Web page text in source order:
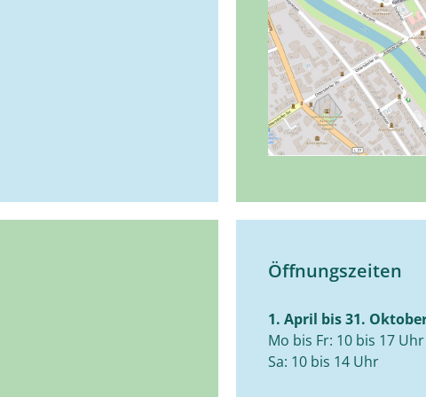
Öffnungszeiten
1. April bis 31.
Mo bis Fr: 10 bis 17 Uhr
Sa: 10 bis 14 Uhr